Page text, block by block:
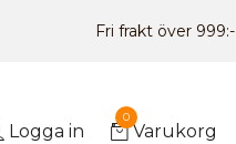
Fri frakt över 999:-
Logga in
0
Varukorg